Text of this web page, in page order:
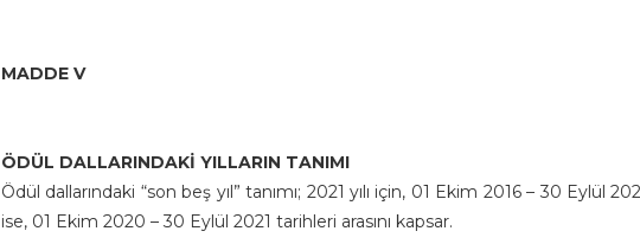
MADDE V
ÖDÜL DALLARINDAKİ YILLARIN TANIMI
Ödül dallarındaki “son beş yıl” tanımı; 2021 yılı için, 01 Ekim 2016 – 30 Eylül
ise, 01 Ekim 2020 – 30 Eylül 2021 tarihleri arasını kapsar.